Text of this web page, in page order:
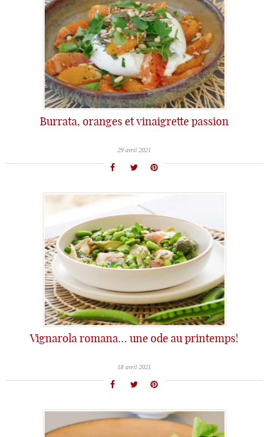
Burrata, oranges et vinaigrette passion
29 avril 2021
Vignarola romana… une ode au printemps!
18 avril 2021